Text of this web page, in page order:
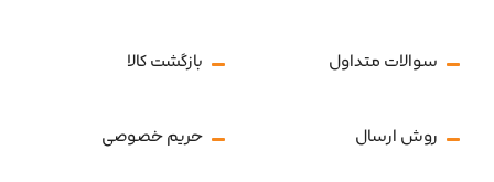
سوالات متداول بازگشت کالا
روش ارسال حریم خصوصی